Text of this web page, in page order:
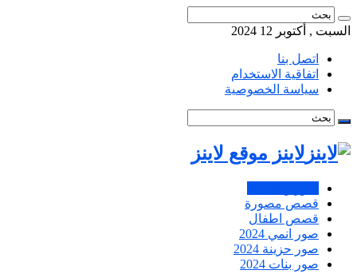
السبت , أكتوبر 12 2024
اتصل بنا
اتفاقية الاستخدام
سياسة الخصوصية
لاينز موقع لاينز
قصص مصورة
قصص اطفال
صور انمي 2024
صور حزينة 2024
صور بنات 2024